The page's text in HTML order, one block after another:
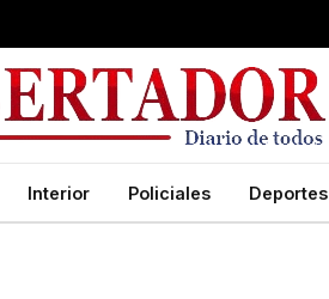
Interior Policiales Deportes